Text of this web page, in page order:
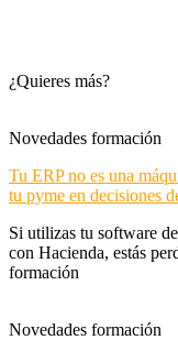
¿Quieres más?
Novedades formación
Tu ERP no es una
tu pyme en decisiones
Si utilizas tu software
con Hacienda, estás
formación
Novedades formación